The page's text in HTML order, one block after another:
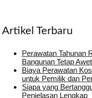
Artikel Terbaru
Perawatan Tahunan
Bangunan Tetap Awet
Biaya Perawatan
untuk Pemilik dan
Siapa yang
Penjelasan Lengkap